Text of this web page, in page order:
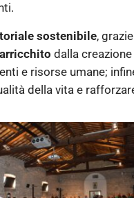
sostenibile,
dalla creazione
e risorse umane;
della vita e